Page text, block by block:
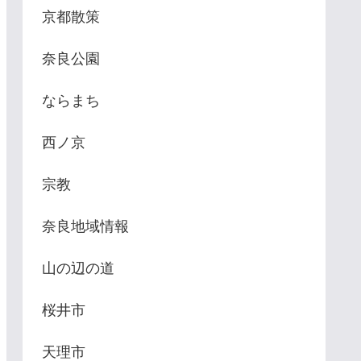
京都散策
奈良公園
ならまち
西ノ京
宗教
奈良地域情報
山の辺の道
桜井市
天理市